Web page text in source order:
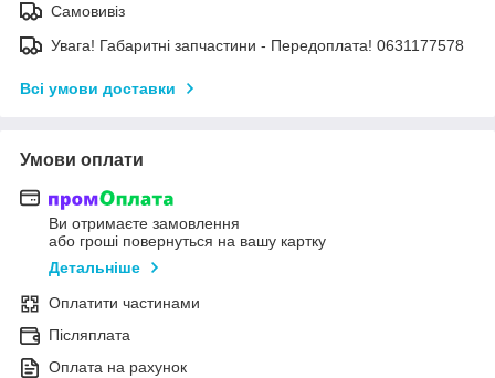
Самовивіз
Увага! Габаритні запчастини - Передоплата! 0631177578
Всі умови доставки
Умови оплати
Ви отримаєте замовлення
або гроші повернуться на вашу картку
Детальніше
Оплатити частинами
Післяплата
Оплата на рахунок